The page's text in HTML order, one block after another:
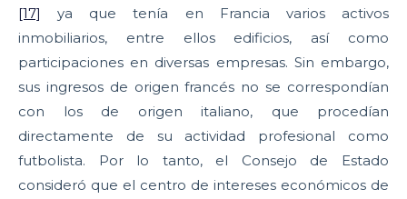
[17]
ya que tenía en Francia varios activos
inmobiliarios, entre ellos edificios, así como
participaciones en diversas empresas. Sin embargo,
sus ingresos de origen francés no se correspondían
con los de origen italiano, que procedían
directamente de su actividad profesional como
futbolista. Por lo tanto, el Consejo de Estado
consideró que el centro de intereses económicos de